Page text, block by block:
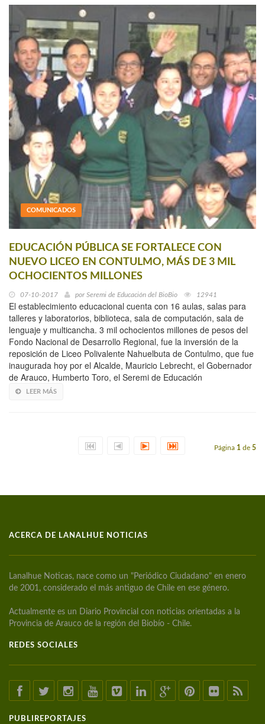
COMUNICADOS
EDUCACIÓN PÚBLICA SE FORTALECE CON
NUEVO LICEO EN CONTULMO, MÁS DE 3 MIL
OCHOCIENTOS MILLONES
07-10-2017 por Seremi de Educación del BioBio 12941
El establecimiento educacional cuenta con 16 aulas, salas para
talleres y laboratorios, biblioteca, sala de computación, sala de
lenguaje y multicancha. 3 mil ochocientos millones de pesos del
Fondo Nacional de Desarrollo Regional, fue la inversión de la
reposición de Liceo Polivalente Nahuelbuta de Contulmo, que fue
inaugurada hoy por el Alcalde, Mauricio Lebrecht, el Gobernador
de Arauco, Humberto Toro, el Seremi de Educación
LEER MÁS
Página 1 de 5
ACERCA DE LANALHUE NOTICIAS
Lanalhue Noticas, nace como un "Periódico Ciudadano" en enero
de 2001, considerado el más antiguo de Chile en ese género.
Actualmente es un Diario Provincial con noticias orientadas a la
Provincia de Arauco de la región del Biobío - Chile.
REDES SOCIALES
PUBLIREPORTAJES